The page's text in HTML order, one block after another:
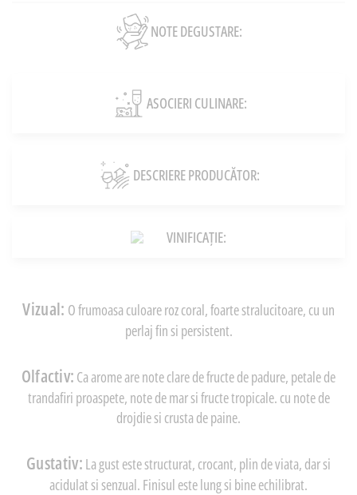
NOTE DEGUSTARE:
ASOCIERI CULINARE:
DESCRIERE PRODUCĂTOR:
VINIFICAȚIE:
Vizual: O frumoasa culoare roz coral, foarte stralucitoare, cu un
perlaj fin si persistent.
Olfactiv: Ca arome are note clare de fructe de padure, petale de
trandafiri proaspete, note de mar si fructe tropicale. cu note de
drojdie si crusta de paine.
Gustativ: La gust este structurat, crocant, plin de viata, dar si
acidulat si senzual. Finisul este lung si bine echilibrat.